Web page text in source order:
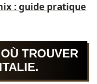
: guide pratique
TROUVER